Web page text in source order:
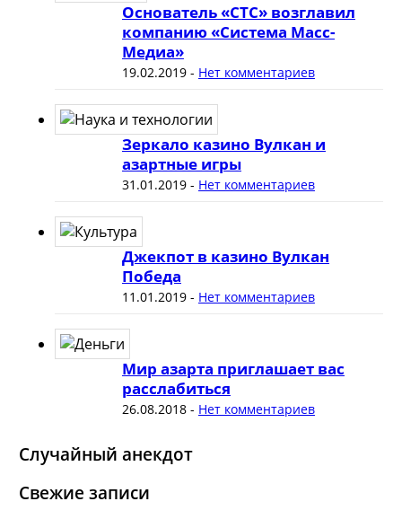
Основатель «СТС» возглавил
компанию «Система Масс-
Медиа»
19.02.2019- Нет комментариев
Зеркало казино Вулкан и
азартные игры
31.01.2019- Нет комментариев
Джекпот в казино Вулкан
Победа
11.01.2019- Нет комментариев
Мир азарта приглашает вас
расслабиться
26.08.2018- Нет комментариев
Случайный анекдот
Свежие записи